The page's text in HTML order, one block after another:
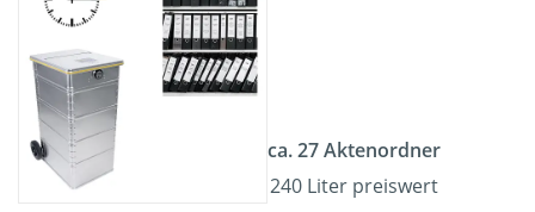
ca. 27 Aktenordner
240 Liter preiswert